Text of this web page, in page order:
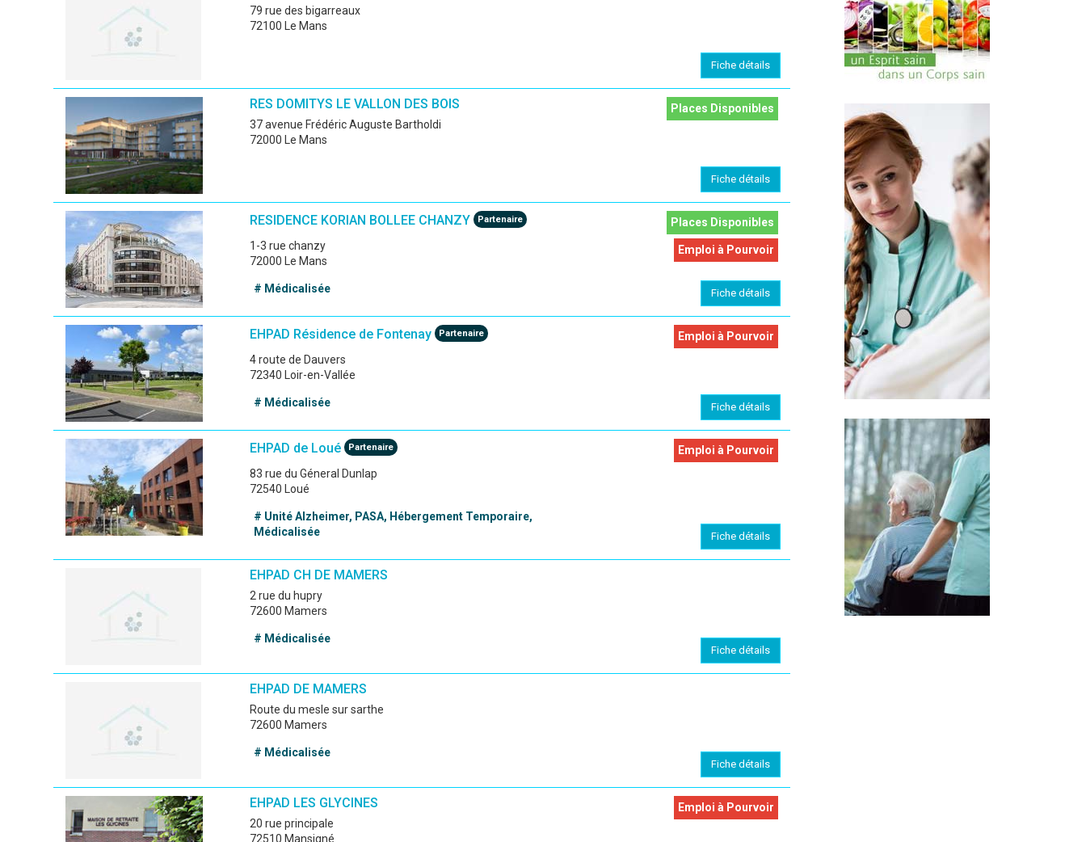
79 rue des bigarreaux
72100 Le Mans
Fiche détails
RES DOMITYS LE VALLON DES BOIS
37 avenue Frédéric Auguste Bartholdi
72000 Le Mans
Places Disponibles
Fiche détails
RESIDENCE KORIAN BOLLEE CHANZY Partenaire
1-3 rue chanzy
72000 Le Mans
# Médicalisée
Places Disponibles
Emploi à Pourvoir
Fiche détails
EHPAD Résidence de Fontenay Partenaire
4 route de Dauvers
72340 Loir-en-Vallée
# Médicalisée
Emploi à Pourvoir
Fiche détails
EHPAD de Loué Partenaire
83 rue du Géneral Dunlap
72540 Loué
# Unité Alzheimer, PASA, Hébergement Temporaire,
Médicalisée
Emploi à Pourvoir
Fiche détails
EHPAD CH DE MAMERS
2 rue du hupry
72600 Mamers
# Médicalisée
Fiche détails
EHPAD DE MAMERS
route du mesle sur sarthe
72600 Mamers
# Médicalisée
Fiche détails
EHPAD LES GLYCINES
20 rue principale
72510 Mansigné
Emploi à Pourvoir